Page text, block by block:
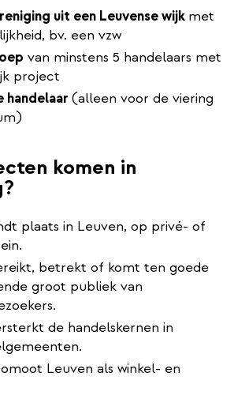
uit een Leuvense wijk met
bv. een vzw
van minstens 5 handelaars met
project
handelaar (alleen voor de viering
komen in
plaats in Leuven, op privé- of
betrekt of komt ten goede
groot publiek van
de handelskernen in
Leuven als winkel- en